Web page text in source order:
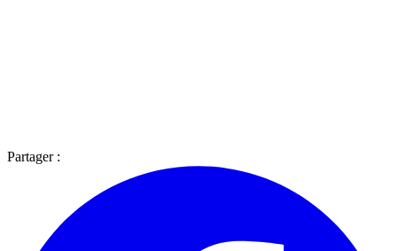
Partager :